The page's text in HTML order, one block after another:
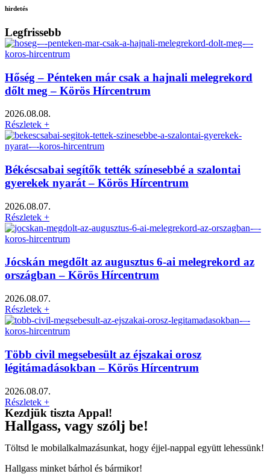
hirdetés
Legfrissebb
Hőség – Pénteken már csak a hajnali melegrekord
dőlt meg – Körös Hírcentrum
2026.08.08.
Részletek +
Békéscsabai segítők tették színesebbé a szalontai
gyerekek nyarát – Körös Hírcentrum
2026.08.07.
Részletek +
Jócskán megdőlt az augusztus 6-ai melegrekord az
országban – Körös Hírcentrum
2026.08.07.
Részletek +
Több civil megsebesült az éjszakai orosz
légitámadásokban – Körös Hírcentrum
2026.08.07.
Részletek +
Kezdjük tiszta Appal!
Hallgass, vagy szólj be!
Töltsd le mobilalkalmazásunkat, hogy éjjel-nappal együtt lehessünk!
Hallgass minket bárhol és bármikor!